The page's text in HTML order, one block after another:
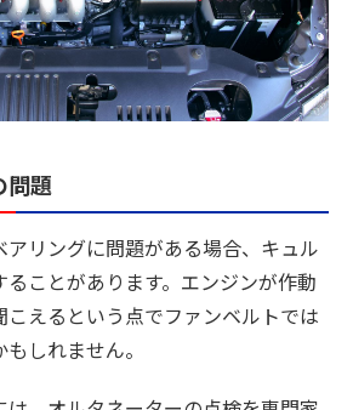
問題
リングに問題がある場合、キュル
ことがあります。エンジンが作動
こえるという点でファンベルトでは
しれません。